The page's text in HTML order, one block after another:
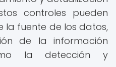
controles pueden
la fuente de los datos,
de la información
la detección y